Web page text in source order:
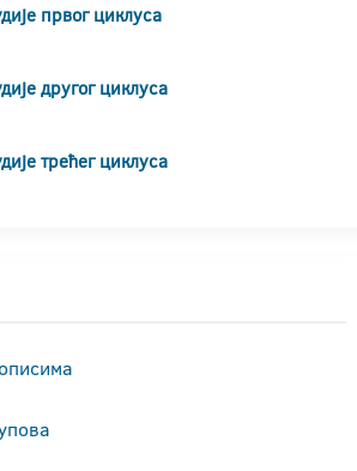
првог циклуса
другог циклуса
трећег циклуса